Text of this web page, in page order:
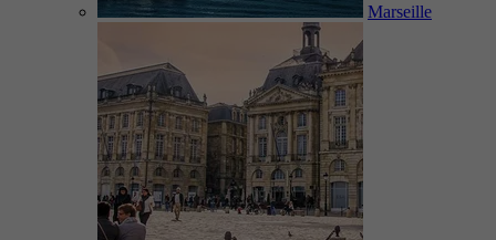
Marseille